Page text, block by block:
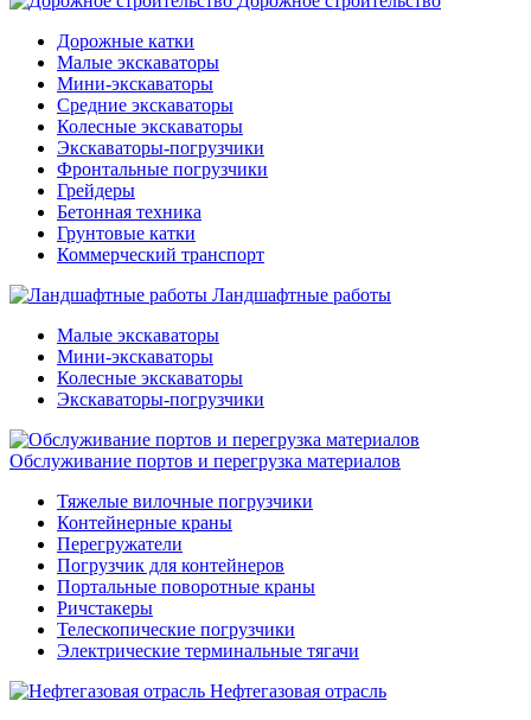
Дорожные катки
Малые экскаваторы
Мини-экскаваторы
Средние экскаваторы
Колесные экскаваторы
Экскаваторы-погрузчики
Фронтальные погрузчики
Грейдеры
Бетонная техника
Грунтовые катки
Коммерческий транспорт
Ландшафтные работы
Малые экскаваторы
Мини-экскаваторы
Колесные экскаваторы
Экскаваторы-погрузчики
Обслуживание портов и перегрузка материалов
Тяжелые вилочные погрузчики
Контейнерные краны
Перегружатели
Погрузчик для контейнеров
Портальные поворотные краны
Ричстакеры
Телескопические погрузчики
Электрические терминальные тягачи
Нефтегазовая отрасль